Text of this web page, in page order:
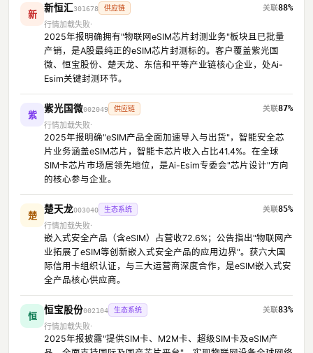
新
新恒汇301678 供应链
88%
行情加载失败
2025年报明确拥有"物联网eSIM芯片封测业务"板块且已批量
产销，是A股最纯正的eSIM芯片封测标的。客户覆盖紫光国
微、恒宝股份、楚天龙、东信和平等产业链核心企业，处Ai-
Esim关键封测环节。
紫
紫光国微002049 供应链
87%
行情加载失败
2025年报明确"eSIM产品全面加速导入与出货"，智能安全芯
片业务涵盖eSIM芯片，智能卡芯片收入占比41.4%。在全球
SIM卡芯片市场居领先地位，是Ai-Esim专委会"芯片设计"方向
的核心参与企业。
楚
楚天龙003040 生态系统
85%
行情加载失败
嵌入式安全产品（含eSIM）占营收72.6%；公告指出"物联网产
业拓展了eSIM等创新嵌入式安全产品的应用边界"。获六大国
际信用卡组织认证，与三大运营商深度合作，是eSIM嵌入式安
全产品核心供应商。
恒
恒宝股份002104 生态系统
83%
行情加载失败
2025年报披露"提供SIM卡、M2M卡、超级SIM卡及eSIM产